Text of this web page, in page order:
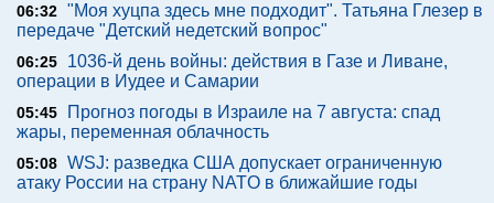
06:32 "Моя хуцпа здесь мне подходит". Татьяна Глезер в
передаче "Детский недетский вопрос"
06:25
1036-й день войны: действия в Газе и Ливане,
операции в Иудее и Самарии
05:45
Прогноз погоды в Израиле на 7 августа: спад
жары, переменная облачность
05:08 WSJ: разведка США допускает ограниченную
атаку России на страну NATO в ближайшие годы